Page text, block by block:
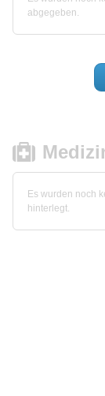
abgegeben.
Es wurden noch
hinterlegt.